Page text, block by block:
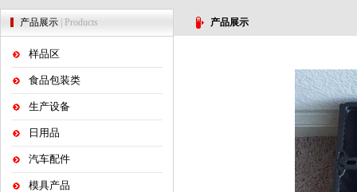
产品展示 | Products
样品区
食品包装类
生产设备
日用品
汽车配件
模具产品
产品展示